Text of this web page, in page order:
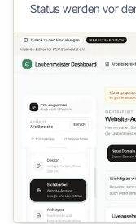
Status werden vor